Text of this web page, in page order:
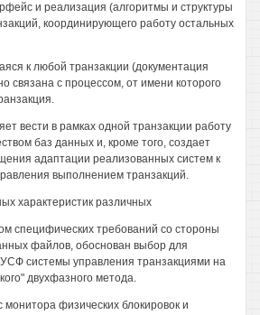
и реализация (алгоритмы и структуры
координирующего работу остальных
к любой транзакции (документация
связана с процессом, от имени которого
вести в рамках одной транзакции работу
баз данных и, кроме того, создает
адаптации реализованных систем к
выполнением транзакций.
характеристик различных
специфических требований со стороны
файлов, обоснован выбор для
системы управления транзакциями на
двухфазного метода.
физических блокировок и